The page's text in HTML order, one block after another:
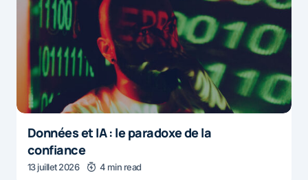
Données et IA : le paradoxe de la
confiance
13 juillet 2026 4 min read